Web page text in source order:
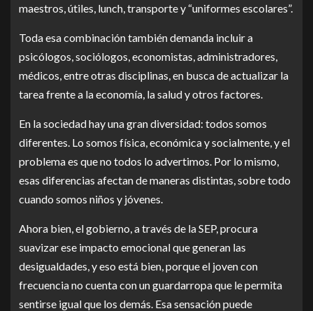
maestros, útiles, lunch, transporte y “uniformes escolares”.
Toda esa combinación también demanda incluir a
psicólogos, sociólogos, economistas, administradores,
médicos, entre otras disciplinas, en busca de actualizar la
tarea frente a la economía, la salud y otros factores.
En la sociedad hay una gran diversidad: todos somos
diferentes. Lo somos física, económica y socialmente, y el
problema es que no todos lo advertimos. Por lo mismo,
esas diferencias afectan de maneras distintas, sobre todo
cuando somos niños y jóvenes.
Ahora bien, el gobierno, a través de la SEP, procura
suavizar ese impacto emocional que generan las
desigualdades, y eso está bien, porque el joven con
frecuencia no cuenta con un guardarropa que le permita
sentirse igual que los demás. Esa sensación puede